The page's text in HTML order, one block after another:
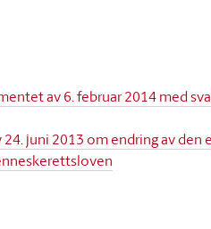
av 6. februar 2014 med
juni 2013 om endring av den